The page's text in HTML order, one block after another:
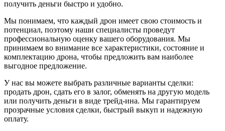
получить деньги быстро и удобно.
Мы понимаем, что каждый дрон имеет свою стоимость и
потенциал, поэтому наши специалисты проведут
профессиональную оценку вашего оборудования. Мы
принимаем во внимание все характеристики, состояние и
комплектацию дрона, чтобы предложить вам наиболее
выгодное предложение.
У нас вы можете выбрать различные варианты сделки:
продать дрон, сдать его в залог, обменять на другую модель
или получить деньги в виде трейд-ина. Мы гарантируем
прозрачные условия сделки, быстрый выкуп и надежную
оплату.